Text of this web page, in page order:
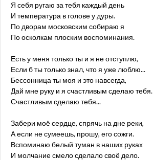
Я себя ругаю за тебя каждый день
И температура в голове у дуры.
По дворам московским собираю я
По осколкам плоским воспоминания.
Есть у меня только ты и я не отступлю,
Если б ты только знал, что я уже люблю...
Бессонница ты моя и это навсегда,
Дай мне руку и я счастливым сделаю тебя.
Счастливым сделаю тебя...
Забери моё сердце, спрячь на дне реки,
А если не сумеешь, прошу, его сожги.
Вспоминаю белый туман в наших руках
И молчание смело сделало своё дело.